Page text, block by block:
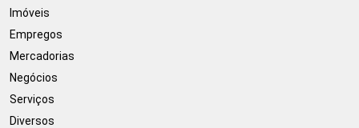
Imóveis
Empregos
Mercadorias
Negócios
Serviços
Diversos